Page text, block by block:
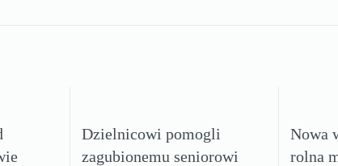
Dzielnicowi pomogli
zagubionemu seniorowi
Nowa
rolna